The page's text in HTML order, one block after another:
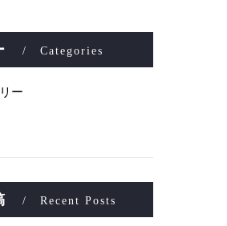
Categories
ー
Recent Posts